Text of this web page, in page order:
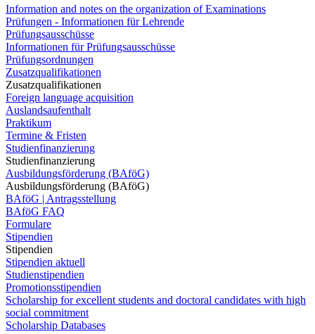
Information and notes on the organization of Examinations
Prüfungen - Informationen für Lehrende
Prüfungsausschüsse
Informationen für Prüfungsausschüsse
Prüfungsordnungen
Zusatzqualifikationen
Zusatzqualifikationen
Foreign language acquisition
Auslandsaufenthalt
Praktikum
Termine & Fristen
Studienfinanzierung
Studienfinanzierung
Ausbildungsförderung (BAföG)
Ausbildungsförderung (BAföG)
BAföG | Antragsstellung
BAföG FAQ
Formulare
Stipendien
Stipendien
Stipendien aktuell
Studienstipendien
Promotionsstipendien
Scholarship for excellent students and doctoral candidates with high
social commitment
Scholarship Databases